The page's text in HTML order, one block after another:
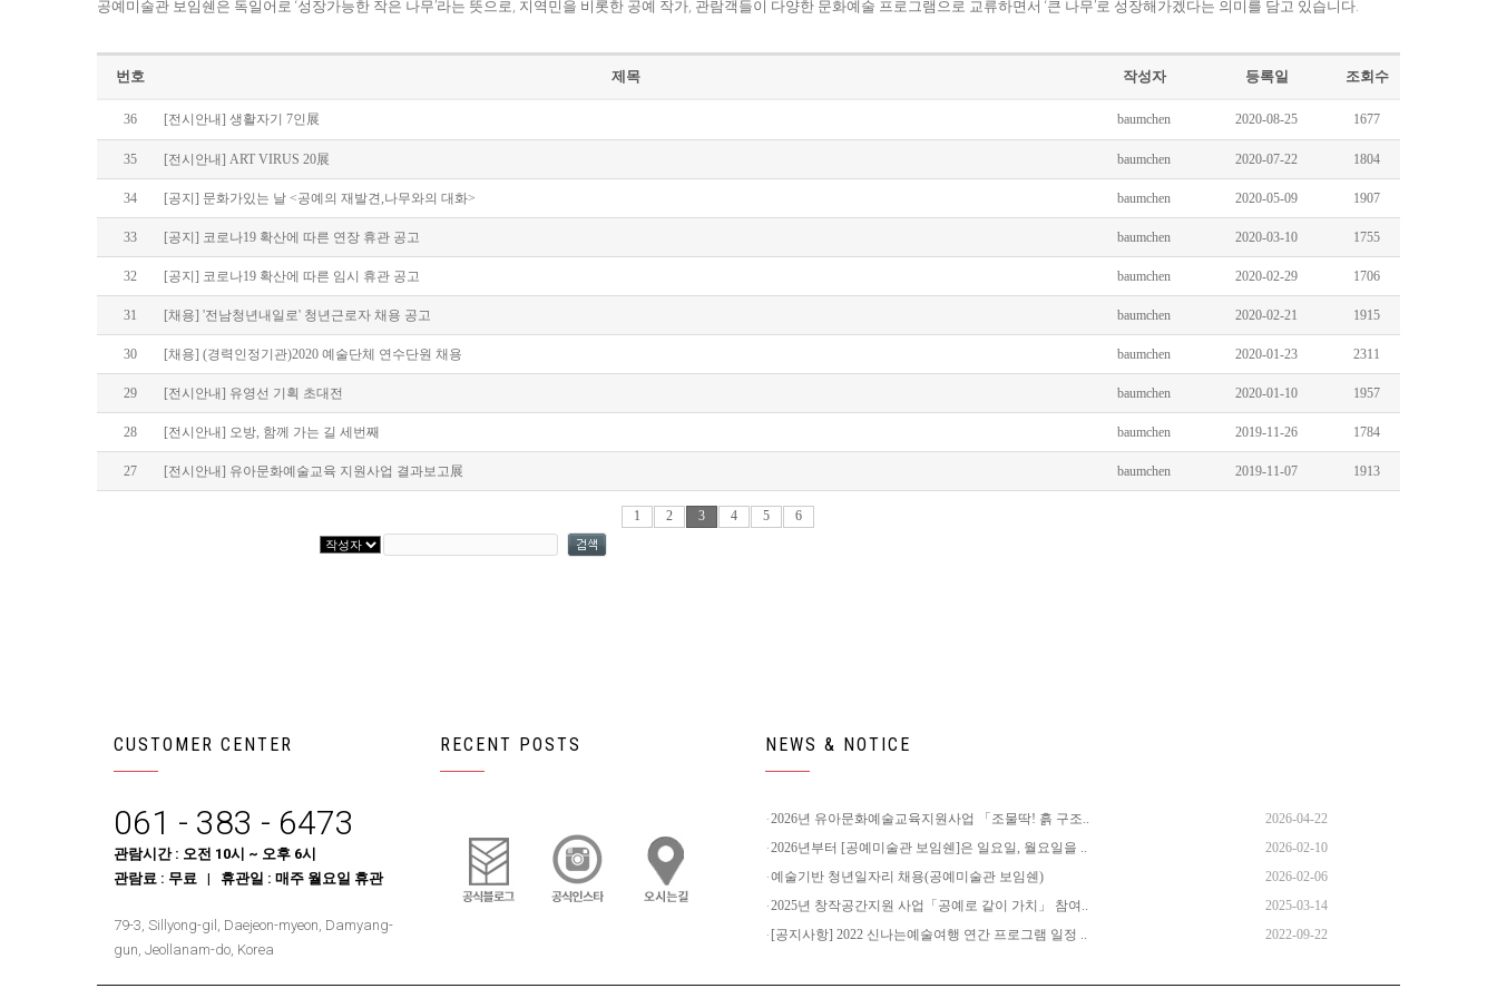
공예미술관 보임쉔은 독일어로 ‘성장가능한 작은 나무’라는 뜻으로, 지역민을 비롯한 공예 작가, 관람객들이 다양한 문화예술 프로그램으로 교류하면서 ‘큰 나무’로 성장해가겠다는 의미를 담고 있습니다.
번호 제목 작성자 등록일 조회수
36 [전시안내] 생활자기 7인展 baumchen 2020-08-25 1677
35 [전시안내] ART VIRUS 20展 baumchen 2020-07-22 1804
34 [공지] 문화가있는 날 <공예의 재발견,나무와의 대화> baumchen 2020-05-09 1907
33 [공지] 코로나19 확산에 따른 연장 휴관 공고 baumchen 2020-03-10 1755
32 [공지] 코로나19 확산에 따른 임시 휴관 공고 baumchen 2020-02-29 1706
31 [채용] '전남청년내일로' 청년근로자 채용 공고 baumchen 2020-02-21 1915
30 [채용] (경력인정기관)2020 예술단체 연수단원 채용 baumchen 2020-01-23 2311
29 [전시안내] 유영선 기획 초대전 baumchen 2020-01-10 1957
28 [전시안내] 오방, 함께 가는 길 세번째 baumchen 2019-11-26 1784
27 [전시안내] 유아문화예술교육 지원사업 결과보고展 baumchen 2019-11-07 1913
1 2 3 4 5 6
CUSTOMER CENTER
061 - 383 - 6473
관람시간 : 오전 10시 ~ 오후 6시
관람료 : 무료 | 휴관일 : 매주 월요일 휴관
79-3, Sillyong-gil, Daejeon-myeon, Damyang-
gun, Jeollanam-do, Korea
RECENT POSTS NEWS & NOTICE
2026년 유아문화예술교육지원사업 「조물딱! 흙 구조..
2026-04-22
2026년부터 [공예미술관 보임쉔]은 일요일, 월요일을 ..
2026-02-10
예술기반 청년일자리 채용(공예미술관 보임쉔)
2026-02-06
2025년 창작공간지원 사업「공예로 같이 가치」 참여..
2025-03-14
[공지사항] 2022 신나는예술여행 연간 프로그램 일정 ..
2022-09-22